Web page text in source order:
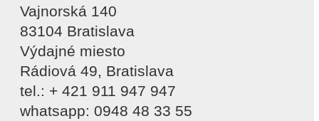
Vajnorská 140
83104 Bratislava
Výdajné miesto
Rádiová 49, Bratislava
tel.: + 421 911 947 947
whatsapp: 0948 48 33 55